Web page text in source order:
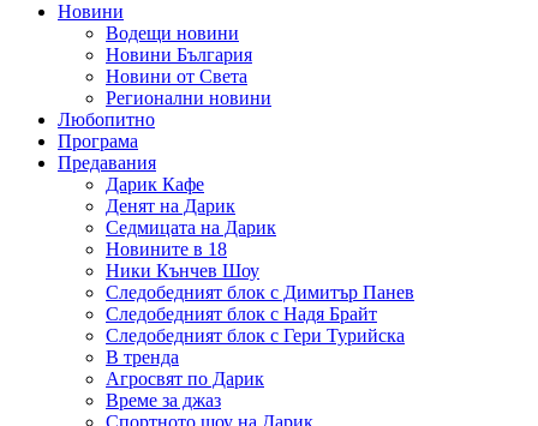
Новини
Водещи новини
Новини България
Новини от Света
Регионални новини
Любопитно
Програма
Предавания
Дарик Кафе
Денят на Дарик
Седмицата на Дарик
Новините в 18
Ники Кънчев Шоу
Следобедният блок с Димитър Панев
Следобедният блок с Надя Брайт
Следобедният блок с Гери Турийска
В тренда
Агросвят по Дарик
Време за джаз
Спортното шоу на Дарик